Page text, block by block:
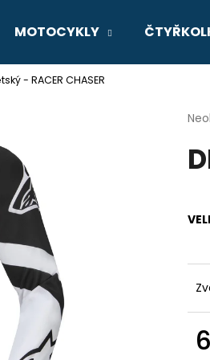
MOTOCYKLY
- RACER CHASER
je
Co potřebujete najít?
GSX-8R